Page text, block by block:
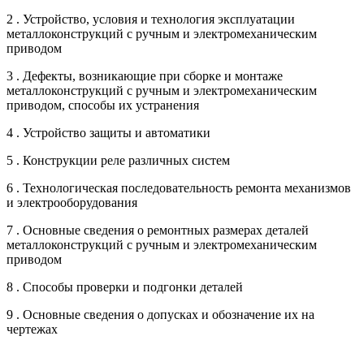
2 . Устройство, условия и технология эксплуатации
металлоконструкций с ручным и электромеханическим
приводом
3 . Дефекты, возникающие при сборке и монтаже
металлоконструкций с ручным и электромеханическим
приводом, способы их устранения
4 . Устройство защиты и автоматики
5 . Конструкции реле различных систем
6 . Технологическая последовательность ремонта механизмов
и электрооборудования
7 . Основные сведения о ремонтных размерах деталей
металлоконструкций с ручным и электромеханическим
приводом
8 . Способы проверки и подгонки деталей
9 . Основные сведения о допусках и обозначение их на
чертежах